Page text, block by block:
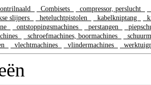
Combisets compressor, perslucht
slijpers heteluchtpistolen kabelkniptang
ontstoppingsmachines perstangen
schroefmachines, boormachines
vlechtmachines vlindermachines